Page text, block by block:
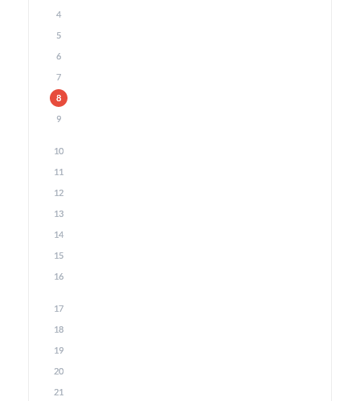
4
5
6
7
8
9
10
11
12
13
14
15
16
17
18
19
20
21